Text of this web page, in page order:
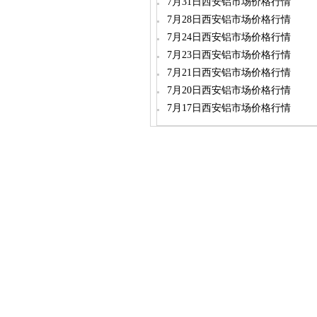
7月28日西安铝市场价格行情
7月24日西安铝市场价格行情
7月23日西安铝市场价格行情
7月21日西安铝市场价格行情
7月20日西安铝市场价格行情
7月17日西安铝市场价格行情